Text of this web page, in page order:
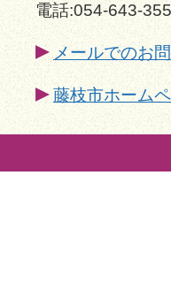
電話:054-643-
メールでのお
藤枝市ホーム